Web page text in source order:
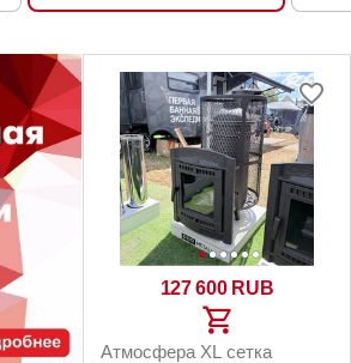
127 600 RUB
Атмосфера XL сетка